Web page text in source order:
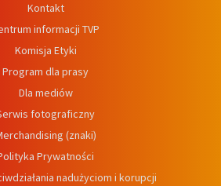
Kontakt
informacji TVP
Komisja Etyki
Program dla prasy
Dla mediów
fotograficzny
(znaki)
Prywatności
nadużyciom i korupcji